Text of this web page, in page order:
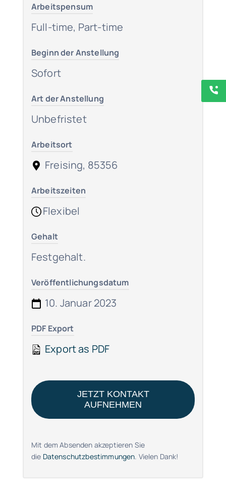
Arbeitspensum
Full-time, Part-time
Beginn der Anstellung
Sofort
Art der Anstellung
Unbefristet
Arbeitsort
Freising, 85356
Arbeitszeiten
Flexibel
Gehalt
Festgehalt.
Veröffentlichungsdatum
10. Januar 2023
PDF Export
Export as PDF
JETZT KONTAKT
AUFNEHMEN
Mit dem Absenden akzeptieren Sie
die Datenschutzbestimmungen. Vielen Dank!